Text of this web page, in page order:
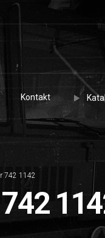
Kontakt
742 1142